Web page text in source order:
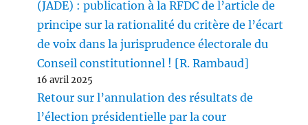
(JADE) : publication à la RFDC de l’article de
principe sur la rationalité du critère de l’écart
de voix dans la jurisprudence électorale du
Conseil constitutionnel ! [R. Rambaud]
16 avril 2025
Retour sur l’annulation des résultats de
l’élection présidentielle par la cour